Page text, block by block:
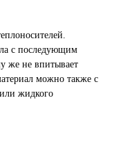
с последующим
же не впитывает
можно также с
жидкого